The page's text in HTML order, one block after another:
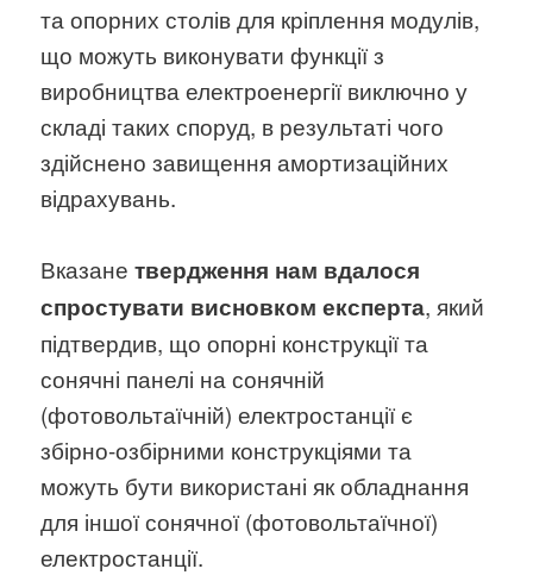
та опорних столів для кріплення модулів,
що можуть виконувати функції з
виробництва електроенергії виключно у
складі таких споруд, в результаті чого
здійснено завищення амортизаційних
відрахувань.
Вказанетвердження нам вдалося
спростувати висновком експерта, який
підтвердив, що опорні конструкції та
сонячні панелі на сонячній
(фотовольтаїчній) електростанції є
збірно-озбірними конструкціями та
можуть бути використані як обладнання
для іншої сонячної (фотовольтаїчної)
електростанції.